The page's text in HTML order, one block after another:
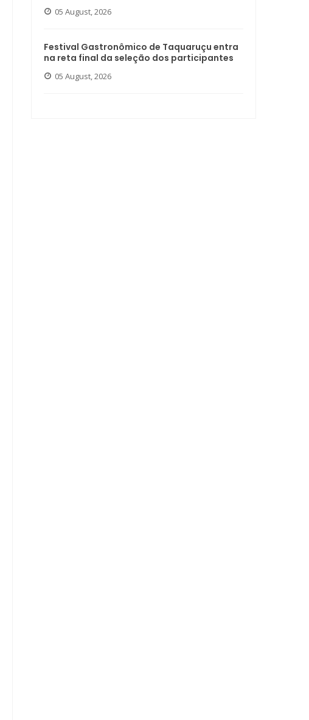
05 August, 2026
Festival Gastronômico de Taquaruçu entra
na reta final da seleção dos participantes
05 August, 2026